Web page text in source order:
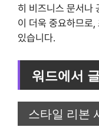
히 비즈니스 문서나
이 더욱 중요하므로
있습니다.
워드에서
스타일 리본